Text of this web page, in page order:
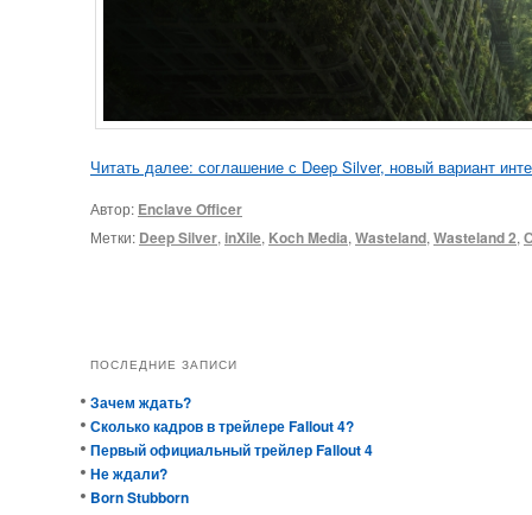
Читать далее: соглашение с Deep Silver, новый вариант
Автор: Enclave Officer
Метки: Deep Silver, inXile, Koch Media, Wasteland, Wasteland 2,
ПОСЛЕДНИЕ ЗАПИСИ
Зачем ждать?
Сколько кадров в трейлере Fallout 4?
Первый официальный трейлер Fallout 4
Не ждали?
Born Stubborn